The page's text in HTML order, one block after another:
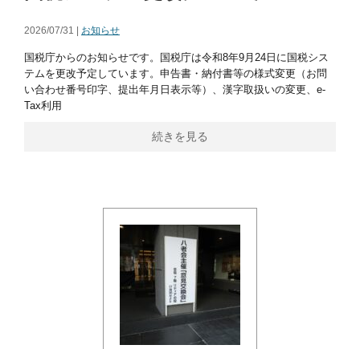
2026/07/31 | お知らせ
国税庁からのお知らせです。国税庁は令和8年9月24日に国税シス
テムを更改予定しています。申告書・納付書等の様式変更（お問
い合わせ番号印字、提出年月日表示等）、漢字取扱いの変更、e-
Tax利用
続きを見る